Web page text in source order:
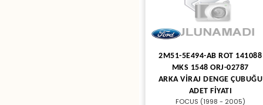
2M51-5E494-AB ROT 141088
MKS 1548 ORJ-02787
ARKA VİRAJ DENGE ÇUBUĞU
ADET FİYATI
FOCUS (1998 - 2005)